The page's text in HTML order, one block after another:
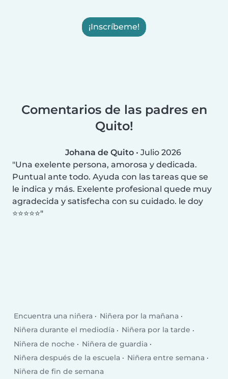
¡Inscríbeme!
Comentarios de las padres en
Quito!
Johana de Quito • Julio 2026
Una exelente persona, amorosa y dedicada.
Puntual ante todo. Ayuda con las tareas que se
le indica y más. Exelente profesional quede muy
agradecida y satisfecha con su cuidado. le doy
⭐⭐⭐⭐⭐
Encuentra una niñera
Niñera por la mañana
Niñera durante el mediodía
Niñera por la tarde
Niñera de noche
Niñera de guardia
Niñera después de la escuela
Niñera entre semana
Niñera de fin de semana